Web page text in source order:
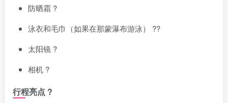
防晒霜 ?
泳衣和毛巾（如果在那蒙瀑布游泳） ??
太阳镜 ?️
相机 ?
行程亮点 ?